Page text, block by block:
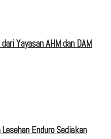
Yayasan AHM dan DAM
Enduro Sediakan